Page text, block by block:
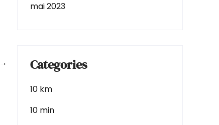
→
mai 2023
Categories
10 km
10 min